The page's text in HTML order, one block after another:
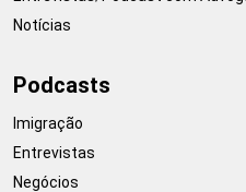
Notícias
Podcasts
Imigração
Entrevistas
Negócios